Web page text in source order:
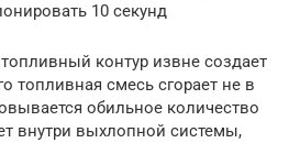
10 секунд
контур извне создает
топливная смесь сгорает не в
обильное количество
внутри выхлопной системы,